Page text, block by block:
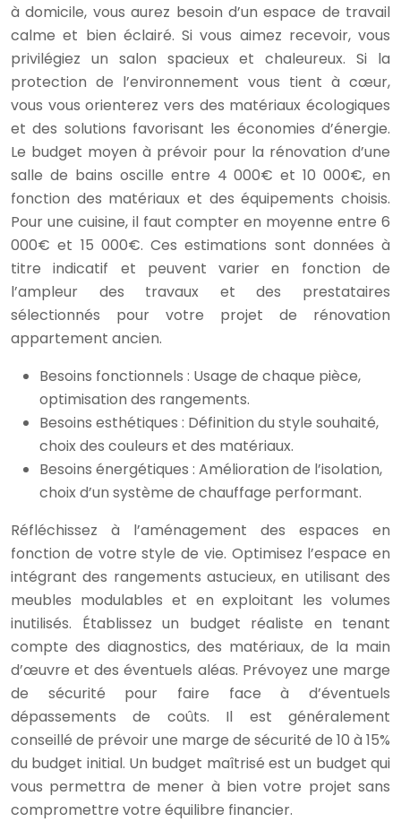
à domicile, vous aurez besoin d’un espace de travail
calme et bien éclairé. Si vous aimez recevoir, vous
privilégiez un salon spacieux et chaleureux. Si la
protection de l’environnement vous tient à cœur,
vous vous orienterez vers des matériaux écologiques
et des solutions favorisant les économies d’énergie.
Le budget moyen à prévoir pour la rénovation d’une
salle de bains oscille entre 4 000€ et 10 000€, en
fonction des matériaux et des équipements choisis.
Pour une cuisine, il faut compter en moyenne entre 6
000€ et 15 000€. Ces estimations sont données à
titre indicatif et peuvent varier en fonction de
l’ampleur des travaux et des prestataires
sélectionnés pour votre projet de rénovation
appartement ancien.
Besoins fonctionnels : Usage de chaque pièce,
optimisation des rangements.
Besoins esthétiques : Définition du style souhaité,
choix des couleurs et des matériaux.
Besoins énergétiques : Amélioration de l’isolation,
choix d’un système de chauffage performant.
Réfléchissez à l’aménagement des espaces en
fonction de votre style de vie. Optimisez l’espace en
intégrant des rangements astucieux, en utilisant des
meubles modulables et en exploitant les volumes
inutilisés. Établissez un budget réaliste en tenant
compte des diagnostics, des matériaux, de la main
d’œuvre et des éventuels aléas. Prévoyez une marge
de sécurité pour faire face à d’éventuels
dépassements de coûts. Il est généralement
conseillé de prévoir une marge de sécurité de 10 à 15%
du budget initial. Un budget maîtrisé est un budget qui
vous permettra de mener à bien votre projet sans
compromettre votre équilibre financier.